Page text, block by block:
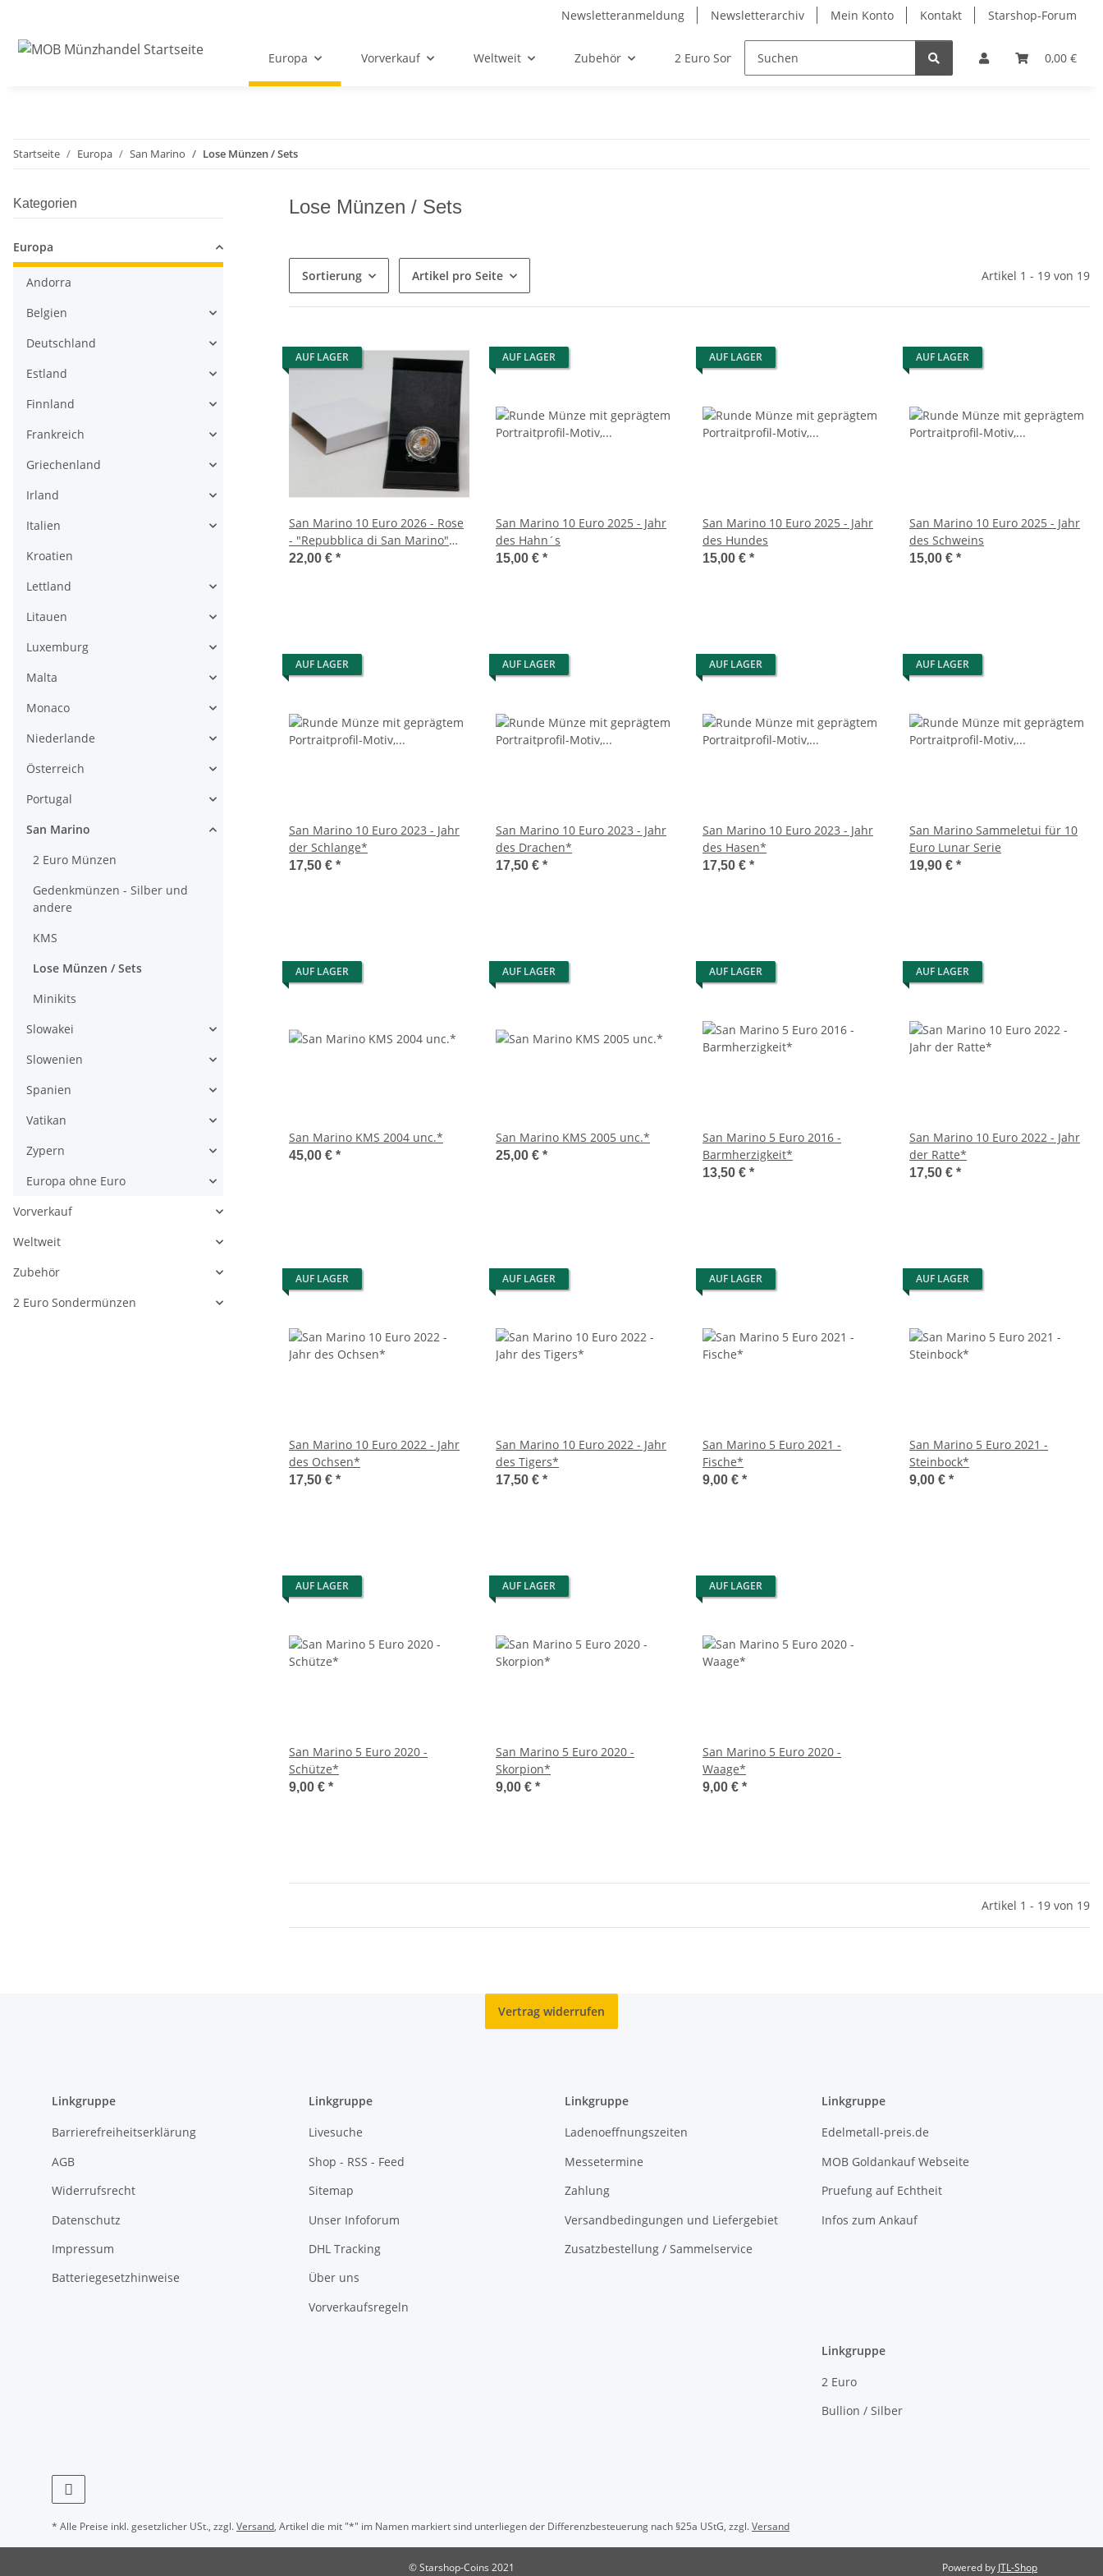
Newsletteranmeldung Newsletterarchiv Mein Konto Kontakt Starshop-Forum
0,00 €
Europa Vorverkauf Weltweit Zubehör 2 Euro Sondermünzen
Startseite Europa San Marino Lose Münzen / Sets
Lose Münzen / Sets
Sortierung Artikel pro Seite Artikel 1 - 19 von 19
AUF LAGER
San Marino 10 Euro 2026 - Rose
- "Repubblica di San Marino"
Cu/Ni
22,00 € *
AUF LAGER
San Marino 10 Euro 2025 - Jahr
des Hahn´s
15,00 € *
AUF LAGER
San Marino 10 Euro 2025 - Jahr
des Hundes
15,00 € *
AUF LAGER
San Marino 10 Euro 2025 - Jahr
des Schweins
15,00 € *
AUF LAGER
San Marino 10 Euro 2023 - Jahr
der Schlange*
17,50 € *
AUF LAGER
San Marino 10 Euro 2023 - Jahr
des Drachen*
17,50 € *
AUF LAGER
San Marino 10 Euro 2023 - Jahr
des Hasen*
17,50 € *
AUF LAGER
San Marino Sammeletui für 10
Euro Lunar Serie
19,90 € *
AUF LAGER
San Marino KMS 2004 unc.*
45,00 € *
AUF LAGER
San Marino KMS 2005 unc.*
25,00 € *
AUF LAGER
San Marino 5 Euro 2016 -
Barmherzigkeit*
13,50 € *
AUF LAGER
San Marino 10 Euro 2022 - Jahr
der Ratte*
17,50 € *
AUF LAGER
San Marino 10 Euro 2022 - Jahr
des Ochsen*
17,50 € *
AUF LAGER
San Marino 10 Euro 2022 - Jahr
des Tigers*
17,50 € *
AUF LAGER
San Marino 5 Euro 2021 -
Fische*
9,00 € *
AUF LAGER
San Marino 5 Euro 2021 -
Steinbock*
9,00 € *
AUF LAGER
San Marino 5 Euro 2020 -
Schütze*
9,00 € *
AUF LAGER
San Marino 5 Euro 2020 -
Skorpion*
9,00 € *
AUF LAGER
San Marino 5 Euro 2020 -
Waage*
9,00 € *
Artikel 1 - 19 von 19
Kategorien
Europa
Andorra
Belgien
Deutschland
Estland
Finnland
Frankreich
Griechenland
Irland
Italien
Kroatien
Lettland
Litauen
Luxemburg
Malta
Monaco
Niederlande
Österreich
Portugal
San Marino
2 Euro Münzen
Gedenkmünzen - Silber und
andere
KMS
Lose Münzen / Sets
Minikits
Slowakei
Slowenien
Spanien
Vatikan
Zypern
Europa ohne Euro
Vorverkauf
Weltweit
Zubehör
2 Euro Sondermünzen
Vertrag widerrufen
Linkgruppe
Barrierefreiheitserklärung
AGB
Widerrufsrecht
Datenschutz
Impressum
Batteriegesetzhinweise
Linkgruppe
Livesuche
Shop - RSS - Feed
Sitemap
Unser Infoforum
DHL Tracking
Über uns
Vorverkaufsregeln
Linkgruppe
Ladenoeffnungszeiten
Messetermine
Zahlung
Versandbedingungen und Liefergebiet
Zusatzbestellung / Sammelservice
Linkgruppe
Edelmetall-preis.de
MOB Goldankauf Webseite
Pruefung auf Echtheit
Infos zum Ankauf
Linkgruppe
2 Euro
Bullion / Silber
* Alle Preise inkl. gesetzlicher USt., zzgl.Versand, Artikel die mit "*" im Namen markiert sind unterliegen der Differenzbesteuerung nach §25a UStG, zzgl.Versand
© Starshop-Coins 2021 Powered by JTL-Shop